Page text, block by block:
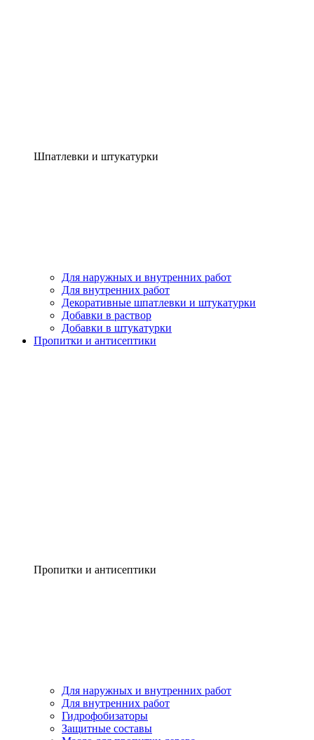
Шпатлевки и штукатурки
Для наружных и внутренних работ
Для внутренних работ
Декоративные шпатлевки и штукатурки
Добавки в раствор
Добавки в штукатурки
Пропитки и антисептики
Пропитки и антисептики
Для наружных и внутренних работ
Для внутренних работ
Гидрофобизаторы
Защитные составы